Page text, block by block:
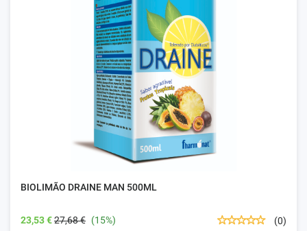
BIOLIMÃO DRAINE MAN 500ML
23,53 €27,68 € (15%) (0)